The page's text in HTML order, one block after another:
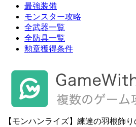
最強装備
モンスター攻略
全武器一覧
全防具一覧
勲章獲得条件
【モンハンライズ】練達の羽根飾